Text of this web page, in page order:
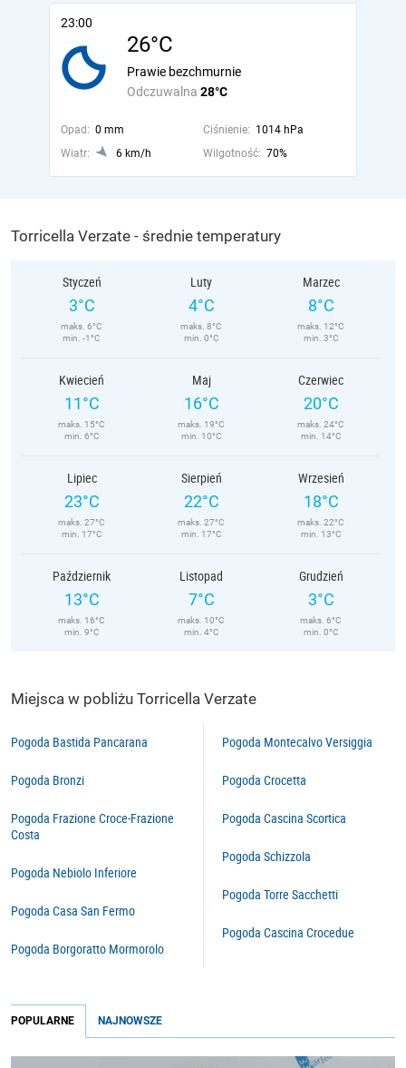
23:00
26°C
Odczuwalna 28°C
Prawie bezchmurnie
Opad: 0 mm Ciśnienie: 1014 hPa
Wiatr:
6 km/h Wilgotność: 70%
Torricella Verzate - średnie temperatury
Styczeń
3°C
maks. 6°C
min. -1°C
Luty
4°C
maks. 8°C
min. 0°C
Marzec
8°C
maks. 12°C
min. 3°C
Kwiecień
11°C
maks. 15°C
min. 6°C
Maj
16°C
maks. 19°C
min. 10°C
Czerwiec
20°C
maks. 24°C
min. 14°C
Lipiec
23°C
maks. 27°C
min. 17°C
Sierpień
22°C
maks. 27°C
min. 17°C
Wrzesień
18°C
maks. 22°C
min. 13°C
Październik
13°C
maks. 16°C
min. 9°C
Listopad
7°C
maks. 10°C
min. 4°C
Grudzień
3°C
maks. 6°C
min. 0°C
Miejsca w pobliżu Torricella Verzate
Pogoda Bastida Pancarana
Pogoda Bronzi
Pogoda Frazione Croce-Frazione
Costa
Pogoda Nebiolo Inferiore
Pogoda Casa San Fermo
Pogoda Borgoratto Mormorolo
Pogoda Montecalvo Versiggia
Pogoda Crocetta
Pogoda Cascina Scortica
Pogoda Schizzola
Pogoda Torre Sacchetti
Pogoda Cascina Crocedue
POPULARNE NAJNOWSZE